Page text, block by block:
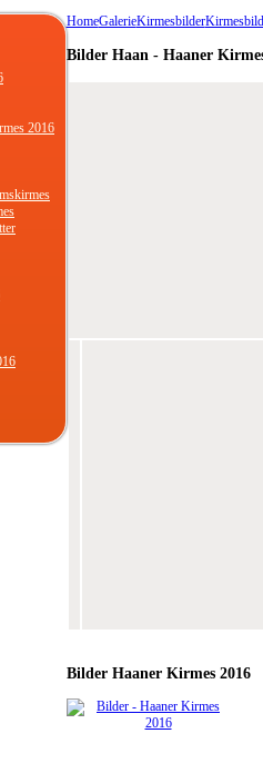
HomeGalerieKirmesbilder
Bilder Haan - Haaner
BilderHaaner Kirmes 2016
2016